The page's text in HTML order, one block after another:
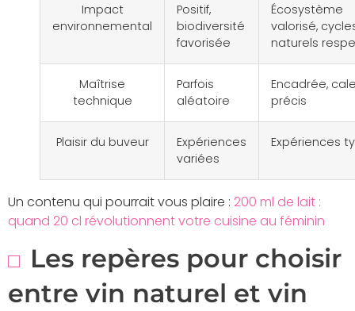
Impact
environnemental
Positif,
biodiversité
favorisée
Écosystème
valorisé,
naturels
Maîtrise
technique
Parfois
aléatoire
Encadrée,
précis
Plaisir du buveur
Expériences
variées
Expériences
Un contenu qui pourrait vous plaire : 200 ml de lait :
quand 20 cl révolutionnent votre cuisine au féminin
Les repères pour choisir
entre vin naturel et vin